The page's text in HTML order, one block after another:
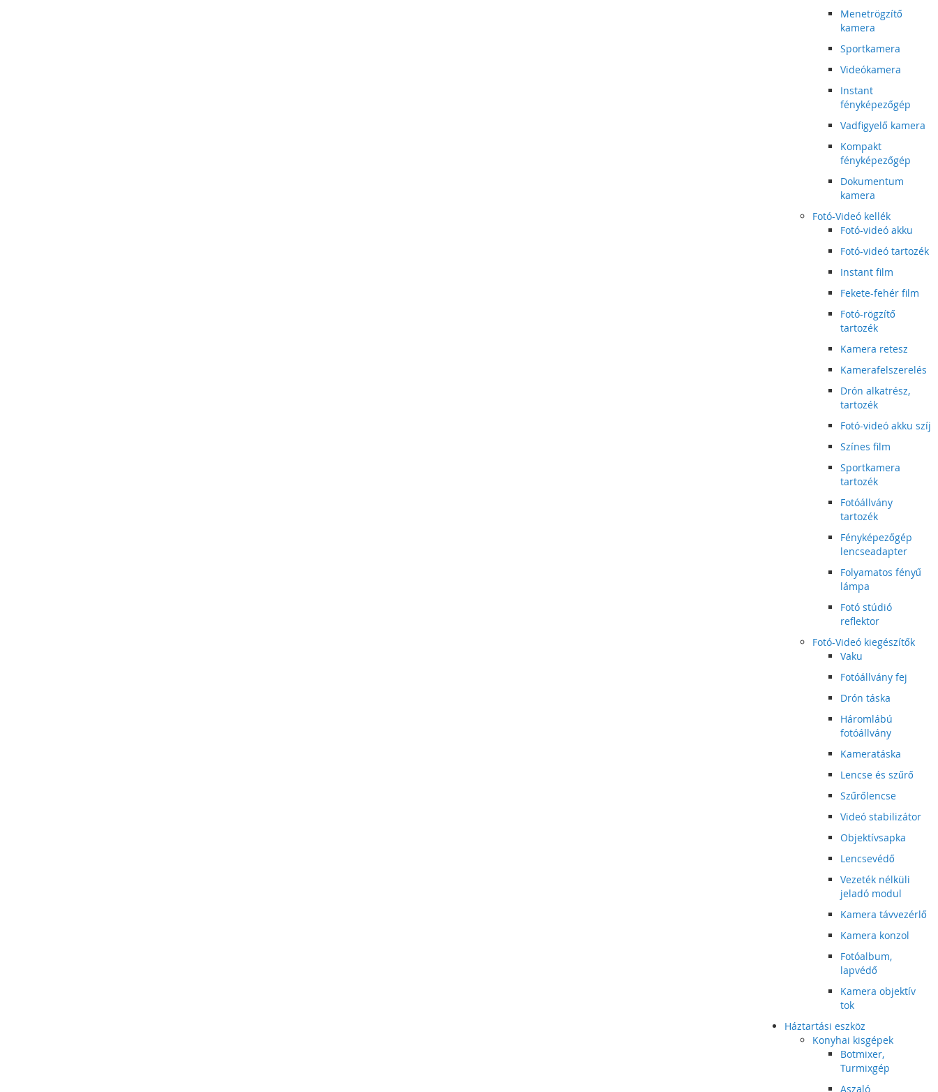
Menetrögzítő
kamera
Sportkamera
Videókamera
Instant
fényképezőgép
Vadfigyelő kamera
Kompakt
fényképezőgép
Dokumentum
kamera
Fotó-Videó kellék
Fotó-videó akku
Fotó-videó tartozék
Instant film
Fekete-fehér film
Fotó-rögzítő
tartozék
Kamera retesz
Kamerafelszerelés
Drón alkatrész,
tartozék
Fotó-videó akku szíj
Színes film
Sportkamera
tartozék
Fotóállvány
tartozék
Fényképezőgép
lencseadapter
Folyamatos fényű
lámpa
Fotó stúdió
reflektor
Fotó-Videó kiegészítők
Vaku
Fotóállvány fej
Drón táska
Háromlábú
fotóállvány
Kameratáska
Lencse és szűrő
Szűrőlencse
Videó stabilizátor
Objektívsapka
Lencsevédő
Vezeték nélküli
jeladó modul
Kamera távvezérlő
Kamera konzol
Fotóalbum,
lapvédő
Kamera objektív
tok
Háztartási eszköz
Konyhai kisgépek
Botmixer,
Turmixgép
Aszaló